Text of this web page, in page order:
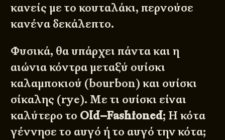
κανείς με το κουταλάκι, περνούσε
κανένα δεκάλεπτο.
Φυσικά, θα υπάρχει πάντα και η
αιώνια κόντρα μεταξύ ουίσκι
καλαμποκιού (bourbon) και ουίσκι
σίκαλης (rye). Με τι ουίσκι είναι
καλύτερο το Old–Fashioned; Η κότα
γέννησε το αυγό ή το αυγό την κότα;